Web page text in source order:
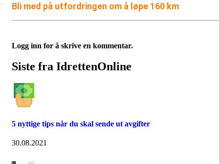
Bli med på utfordringen om å løpe 160 km
Logg inn for å skrive en kommentar.
Siste fra IdrettenOnline
5 nyttige tips når du skal sende ut avgifter
30.08.2021